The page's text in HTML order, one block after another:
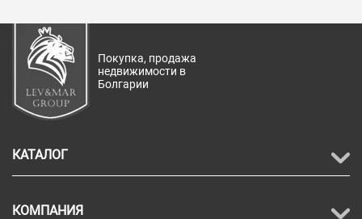
Покупка, продажа
недвижимости в
Болгарии
КАТАЛОГ
КОМПАНИЯ